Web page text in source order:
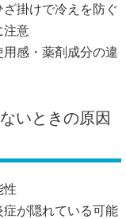
掛けで冷えを防ぐ
注意
感・薬剤成分の違
いときの原因
性
が隠れている可能